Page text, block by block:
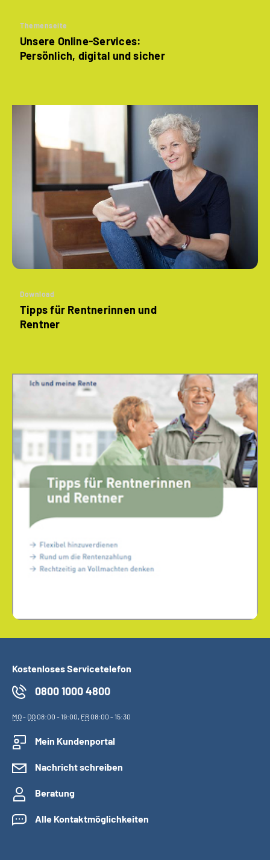
Themenseite
Unsere Online-Services:
Persönlich, digital und sicher
Download
Tipps für Rentnerinnen und
Rentner
Kostenloses Servicetelefon
0800 1000 4800
MO- DO08:00 - 19:00, FR08:00 - 15:30
Mein Kundenportal
Nachricht schreiben
Beratung
Alle Kontaktmöglichkeiten